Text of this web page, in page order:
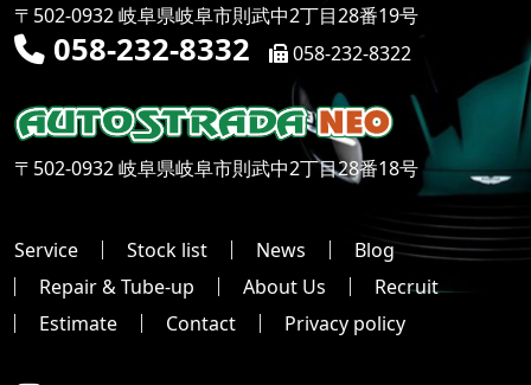
〒502-0932 岐阜県岐阜市則武中2丁目28番19号
058-232-8332 058-232-8322
〒502-0932 岐阜県岐阜市則武中2丁目28番18号
Service Stock list News
Blog
Repair & Tube-up
About Us
Recruit
Estimate
Contact Privacy policy